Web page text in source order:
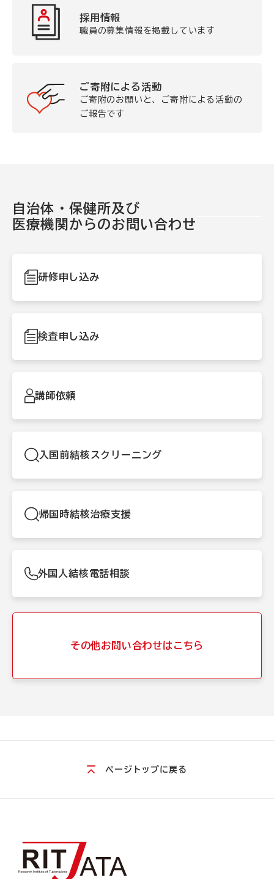
採用情報
職員の募集情報を掲載しています
ご寄附による活動
ご寄附のお願いと、ご寄附による活動の
ご報告です
自治体・保健所及び
医療機関からのお問い合わせ
研修申し込み
検査申し込み
講師依頼
入国前結核スクリーニング
帰国時結核治療支援
外国人結核電話相談
その他お問い合わせはこちら
ページトップに戻る